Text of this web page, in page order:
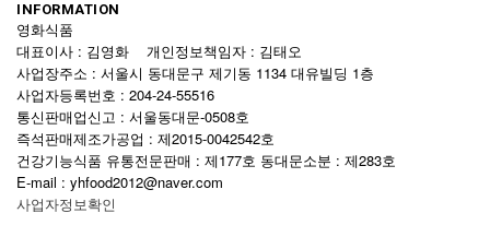
INFORMATION
영화식품
대표이사 : 김영화 개인정보책임자 : 김태오
사업장주소 : 서울시 동대문구 제기동 1134 대유빌딩 1층
사업자등록번호 : 204-24-55516
통신판매업신고 : 서울동대문-0508호
즉석판매제조가공업 : 제2015-0042542호
건강기능식품 유통전문판매 : 제177호 동대문소분 : 제283호
E-mail : yhfood2012@naver.com
사업자정보확인